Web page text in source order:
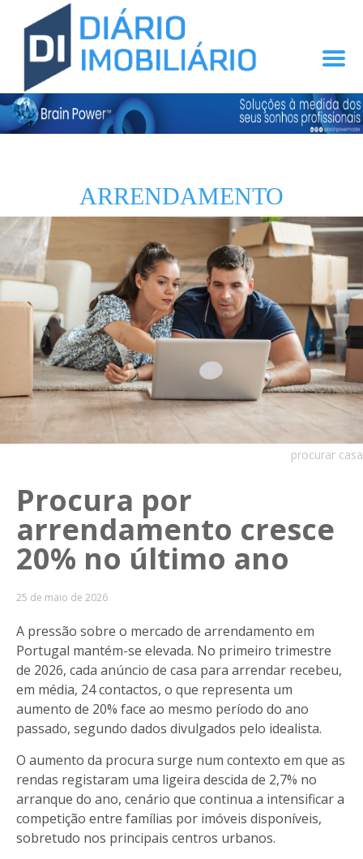
ARRENDAMENTO
procurar casa
Procura por
arrendamento cresce
20% no último ano
25 de maio de 2026
A pressão sobre o mercado de arrendamento em
Portugal mantém-se elevada. No primeiro trimestre
de 2026, cada anúncio de casa para arrendar recebeu,
em média, 24 contactos, o que representa um
aumento de 20% face ao mesmo período do ano
passado, segundo dados divulgados pelo idealista.
O aumento da procura surge num contexto em que as
rendas registaram uma ligeira descida de 2,7% no
arranque do ano, cenário que continua a intensificar a
competição entre famílias por imóveis disponíveis,
sobretudo nos principais centros urbanos.